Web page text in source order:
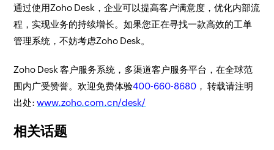
通过使用Zoho Desk，企业可以提高客户满意度，优化内部流
程，实现业务的持续增长。如果您正在寻找一款高效的工单
管理系统，不妨考虑Zoho Desk。
Zoho Desk 客户服务系统，多渠道客户服务平台，在全球范
围内广受赞誉。欢迎免费体验400-660-8680 ， 转载请注明
出处:www.zoho.com.cn/desk/
相关话题